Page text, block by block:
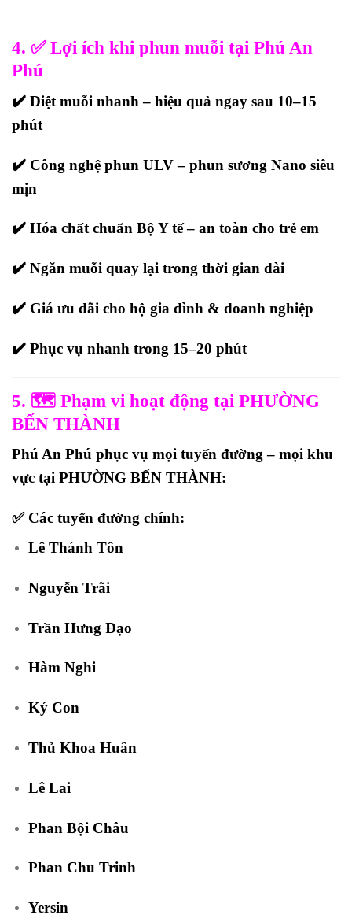
4. ✅ Lợi ích khi phun muỗi tại Phú An
Phú
✔️ Diệt muỗi nhanh – hiệu quả ngay sau 10–15
phút
✔️ Công nghệ phun ULV – phun sương Nano siêu
mịn
✔️ Hóa chất chuẩn Bộ Y tế – an toàn cho trẻ em
✔️ Ngăn muỗi quay lại trong thời gian dài
✔️ Giá ưu đãi cho hộ gia đình & doanh nghiệp
✔️ Phục vụ nhanh trong 15–20 phút
5. 🗺️ Phạm vi hoạt động tại PHƯỜNG
BẾN THÀNH
Phú An Phú phục vụ mọi tuyến đường – mọi khu
vực tại PHƯỜNG BẾN THÀNH:
✅ Các tuyến đường chính:
Lê Thánh Tôn
Nguyễn Trãi
Trần Hưng Đạo
Hàm Nghi
Ký Con
Thủ Khoa Huân
Lê Lai
Phan Bội Châu
Phan Chu Trinh
Yersin